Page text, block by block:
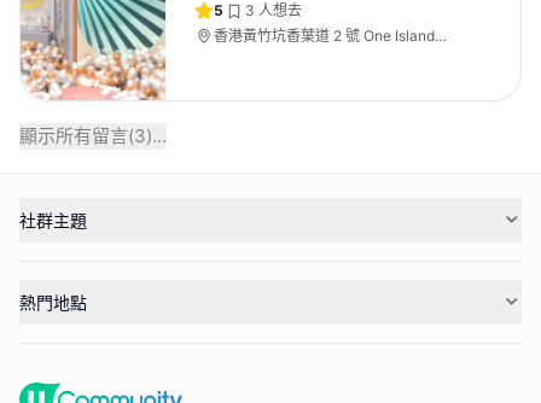
5 3 人想去
香港黃竹坑香葉道 2 號 One Island
顯示所有留言(3)...
社群主題
熱門地點